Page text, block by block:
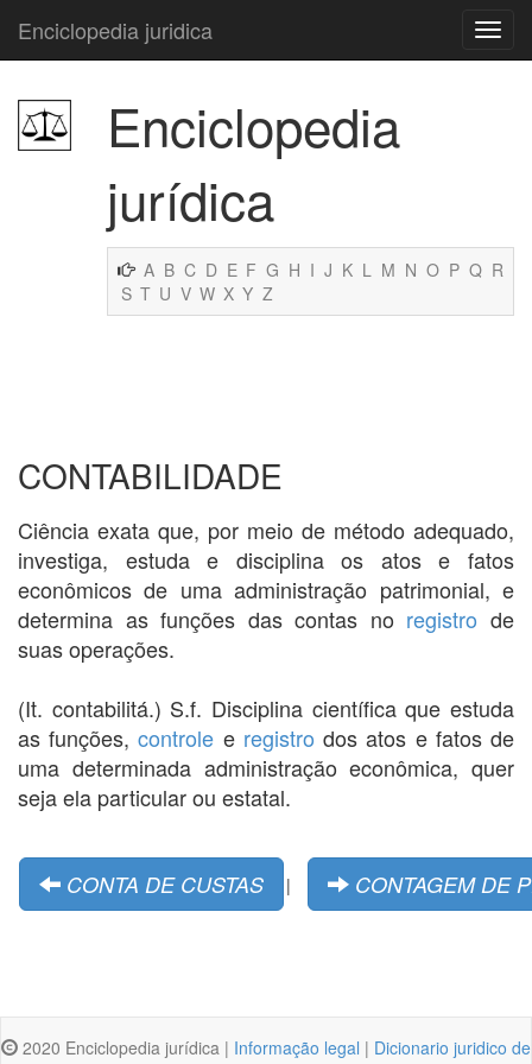
Enciclopedia juridica
Enciclopedia
jurídica
A B C D E F G H I J K L M N O P Q R
S T U V W X Y Z
CONTABILIDADE
Ciência exata que, por meio de método adequado,
investiga, estuda e disciplina os atos e fatos
econômicos de uma administração patrimonial, e
determina as funções das contas no registro de
suas operações.
(It. contabilitá.) S.f. Disciplina científica que estuda
as funções,controle e registro dos atos e fatos de
uma determinada administração econômica, quer
seja ela particular ou estatal.
CONTA DE CUSTAS | CONTAGEM DE
2020 Enciclopedia jurídica | Informação legal | Dicionario juridico de